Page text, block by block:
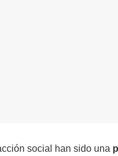
social han sido una